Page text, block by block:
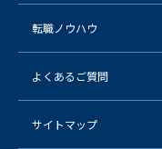
転職ノウハウ
よくあるご質問
サイトマップ